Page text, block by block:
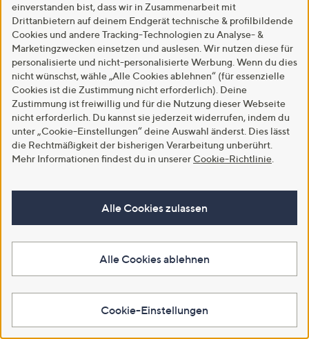
EVA LUTZ Shirt, langer 1/2 Arm
Rundhalsausschnitt Raffung
figurumspielend
€ 24,99
-50%
€ 49,99
vonBewertungen
In den Warenkorb
EVA LUTZ Bluse Luki Kragen
Knopfleiste leger weit
€ 22,99
5.0
von
(4)4
Bewertungen
einverstanden bist, dass wir in Zusammenarbeit mit
Drittanbietern auf deinem Endgerät technische & profilbildende
Cookies und andere Tracking-Technologien zu Analyse- &
Marketingzwecken einsetzen und auslesen. Wir nutzen diese für
personalisierte und nicht-personalisierte Werbung. Wenn du dies
nicht wünschst, wähle „Alle Cookies ablehnen“ (für essenzielle
Cookies ist die Zustimmung nicht erforderlich). Deine
Zustimmung ist freiwillig und für die Nutzung dieser Webseite
nicht erforderlich. Du kannst sie jederzeit widerrufen, indem du
unter „Cookie-Einstellungen“ deine Auswahl änderst. Dies lässt
die Rechtmäßigkeit der bisherigen Verarbeitung unberührt.
Mehr Informationen findest du in unserer Cookie-Richtlinie
Alle Cookies zulassen
Alle Cookies ablehnen
Cookie-Einstellungen